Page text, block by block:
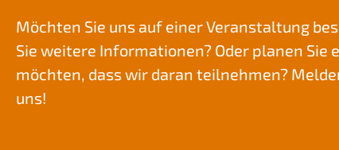
Möchten Sie uns auf einer Veranstaltung
Sie weitere Informationen? Oder planen Sie
möchten, dass wir daran teilnehmen?
uns!